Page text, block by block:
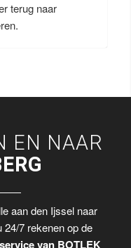
terug naar
EN NAAR
aan den Ijssel naar
24/7 rekenen op de
van BOTLEK